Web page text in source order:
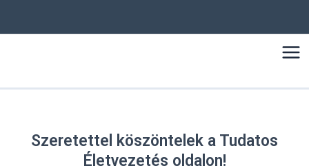
Szeretettel köszöntelek a Tudatos
Életvezetés oldalon!